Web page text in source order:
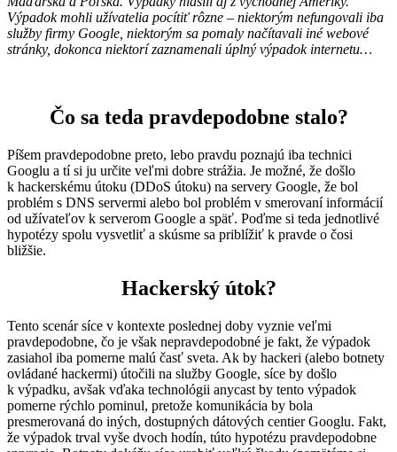
Výpadok mohli užívatelia pocítiť rôzne – niektorým nefungovali iba
služby firmy Google, niektorým sa pomaly načítavali iné webové
stránky, dokonca niektorí zaznamenali úplný výpadok internetu…
Čo sa teda pravdepodobne stalo?
Píšem pravdepodobne preto, lebo pravdu poznajú iba technici
Googlu a tí si ju určite veľmi dobre strážia. Je možné, že došlo
k hackerskému útoku (DDoS útoku) na servery Google, že bol
problém s DNS servermi alebo bol problém v smerovaní informácií
od užívateľov k serverom Google a späť. Poďme si teda jednotlivé
hypotézy spolu vysvetliť a skúsme sa priblížiť k pravde o čosi
bližšie.
Hackerský útok?
Tento scenár síce v kontexte poslednej doby vyznie veľmi
pravdepodobne, čo je však nepravdepodobné je fakt, že výpadok
zasiahol iba pomerne malú časť sveta. Ak by hackeri (alebo botnety
ovládané hackermi) útočili na služby Google, síce by došlo
k výpadku, avšak vďaka technológii anycast by tento výpadok
pomerne rýchlo pominul, pretože komunikácia by bola
presmerovaná do iných, dostupných dátových centier Googlu. Fakt,
že výpadok trval vyše dvoch hodín, túto hypotézu pravdepodobne